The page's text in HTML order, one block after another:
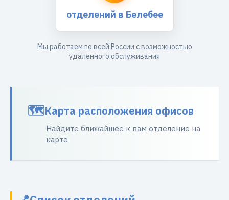
отделений в Белебее
Мы работаем по всей России с возможностью
удаленного обслуживания
Карта расположения офисов
Найдите ближайшее к вам отделение на
карте